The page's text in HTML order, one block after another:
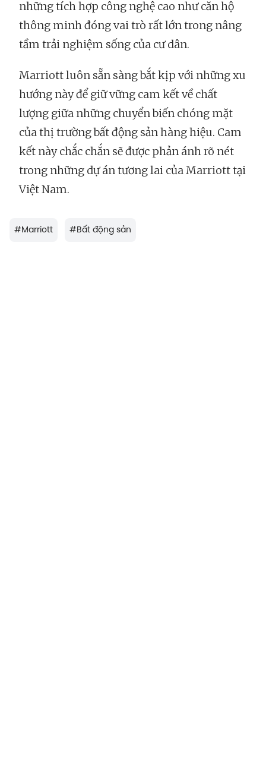
những tích hợp công nghệ cao như căn hộ
thông minh đóng vai trò rất lớn trong nâng
tầm trải nghiệm sống của cư dân.
Marriott luôn sẵn sàng bắt kịp với những xu
hướng này để giữ vững cam kết về chất
lượng giữa những chuyển biến chóng mặt
của thị trường bất động sản hàng hiệu. Cam
kết này chắc chắn sẽ được phản ánh rõ nét
trong những dự án tương lai của Marriott tại
Việt Nam.
#Marriott #Bất động sản